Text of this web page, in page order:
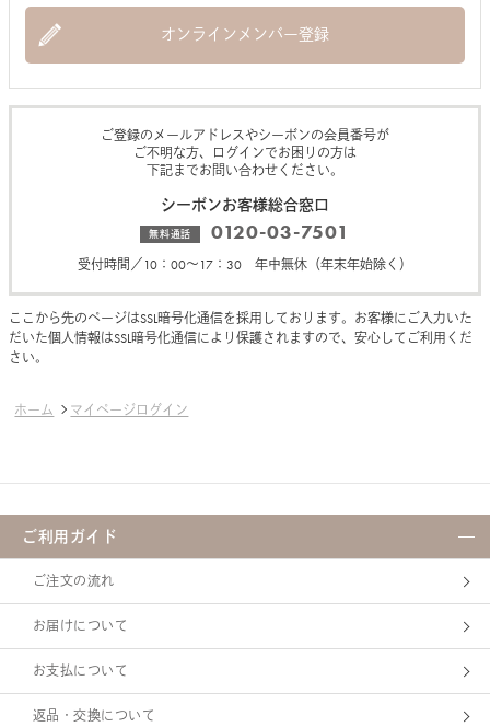
オンラインメンバー登録
ご登録のメールアドレスやシーボンの会員番号が
ご不明な方、ログインでお困りの方は
下記までお問い合わせください。
シーボンお客様総合窓口
0120-03-7501
受付時間／10：00～17：30 年中無休（年末年始除く）
ここから先のページはSSL暗号化通信を採用しております。お客様にご入力いた
だいた個人情報はSSL暗号化通信により保護されますので、安心してご利用くだ
さい。
ホーム マイページログイン
ご利用ガイド
ご注文の流れ
お届けについて
お支払について
返品・交換について